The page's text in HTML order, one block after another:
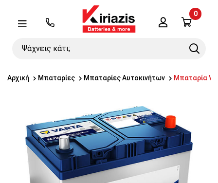
Μενού
Ψάχνεις
Search
Λογαριασμός
0
Αρχική Μπαταρίες Μπαταρίες Αυτοκινήτων Μπαταρία